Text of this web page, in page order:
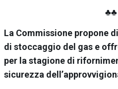
♣♣
La Commissione propone
di stoccaggio del gas e
per la stagione di
sicurezza